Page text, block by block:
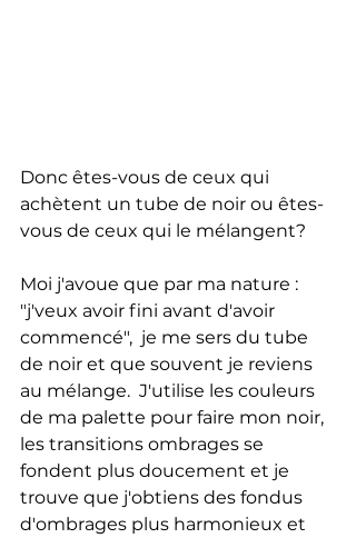
Donc êtes-vous de ceux qui
achètent un tube de noir ou êtes-
vous de ceux qui le mélangent?
Moi j'avoue que par ma nature :
"j'veux avoir fini avant d'avoir
commencé",  je me sers du tube
de noir et que souvent je reviens
au mélange.  J'utilise les couleurs
de ma palette pour faire mon noir,
les transitions ombrages se
fondent plus doucement et je
trouve que j'obtiens des fondus
d'ombrages plus harmonieux et